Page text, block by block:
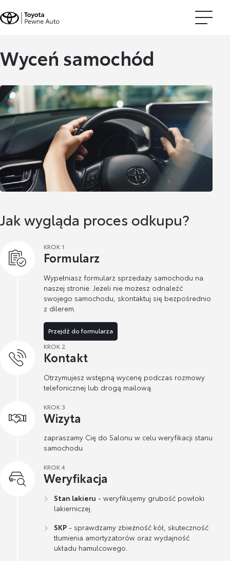
Wyceń samochód
Jak wygląda proces odkupu?
KROK 1
Formularz
Wypełniasz formularz sprzedaży samochodu na
naszej stronie. Jeżeli nie możesz odnaleźć
swojego samochodu, skontaktuj się bezpośrednio
z dilerem.
Przejdź do formularza
KROK 2
Kontakt
Otrzymujesz wstępną wycenę podczas rozmowy
telefonicznej lub drogą mailową.
KROK 3
Wizyta
zapraszamy Cię do Salonu w celu weryfikacji stanu
samochodu.
KROK 4
Weryfikacja
Stan lakieru - weryfikujemy grubość powłoki
lakierniczej.
SKP - sprawdzamy zbieżność kół, skuteczność
tłumienia amortyzatorów oraz wydajność
układu hamulcowego.